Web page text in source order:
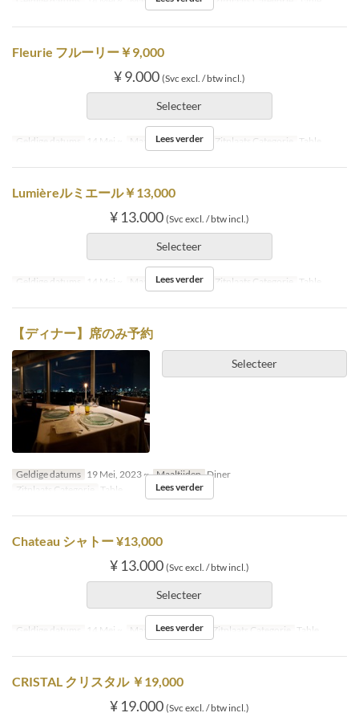
Fleurie フルーリー￥9,000
¥ 9.000 (Svc excl. / btw incl.)
Selecteer
Geldige datums 14 Mei ~ Maaltijden Lunch Zitplaats Categorie Table
Lees verder
Lumièreルミエール￥13,000
¥ 13.000 (Svc excl. / btw incl.)
Selecteer
Geldige datums 14 Mei ~ Maaltijden Lunch Zitplaats Categorie Table
Lees verder
【ディナー】席のみ予約
Selecteer
Geldige datums 19 Mei, 2023 ~ Maaltijden Diner
Zitplaats Categorie
Table Lees verder
Chateau シャトー ¥13,000
¥ 13.000 (Svc excl. / btw incl.)
Selecteer
Geldige datums 14 Mei ~ Maaltijden Diner Zitplaats Categorie Table
Lees verder
CRISTAL クリスタル ￥19,000
¥ 19.000 (Svc excl. / btw incl.)